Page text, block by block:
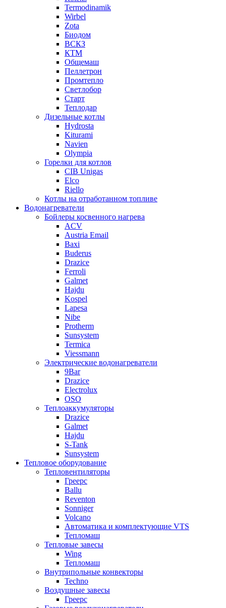
Termodinamik
Wirbel
Zota
Биодом
ВСКЗ
КТМ
Общемаш
Пеллетрон
Промтепло
Светлобор
Старт
Теплодар
Дизельные котлы
Hydrosta
Kiturami
Navien
Olympia
Горелки для котлов
CIB Unigas
Elco
Riello
Котлы на отработанном топливе
Водонагреватели
Бойлеры косвенного нагрева
ACV
Austria Email
Baxi
Buderus
Drazice
Ferroli
Galmet
Hajdu
Kospel
Lapesa
Nibe
Protherm
Sunsystem
Termica
Viessmann
Электрические водонагреватели
9Bar
Drazice
Electrolux
OSO
Теплоаккумуляторы
Drazice
Galmet
Hajdu
S-Tank
Sunsystem
Тепловое оборудование
Тепловентиляторы
Греерс
Ballu
Reventon
Sonniger
Volcano
Автоматика и комплектующие VTS
Тепломаш
Тепловые завесы
Wing
Тепломаш
Внутрипольные конвекторы
Techno
Воздушные завесы
Греерс